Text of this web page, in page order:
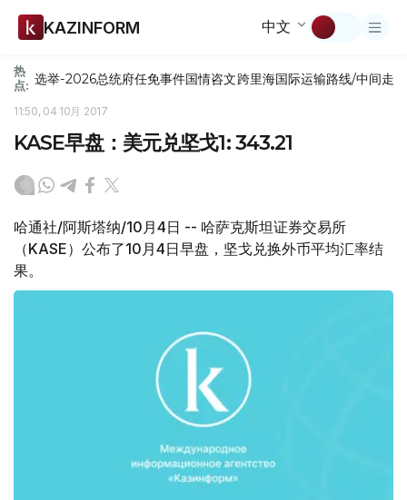
KAZINFORM 中文
热
点: 选举-2026总统府任免事件国情咨文跨里海国际运输路线/中间走廊
11:50, 04 10月 2017
KASE早盘：美元兑坚戈1: 343.21
哈通社/阿斯塔纳/10月4日 -- 哈萨克斯坦证券交易所
（KASE）公布了10月4日早盘，坚戈兑换外币平均汇率结
果。